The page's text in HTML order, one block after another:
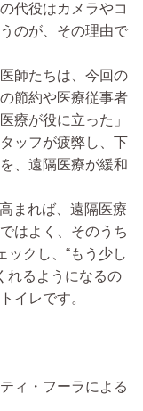
代役はカメラやコ
のが、その理由で
師たちは、今回の
節約や医療従事者
療が役に立った」
ッフが疲弊し、下
、遠隔医療が緩和
まれば、遠隔医療
はよく、そのうち
ックし、“もう少し
れるようになるの
イレです。
ィ・フーラによる